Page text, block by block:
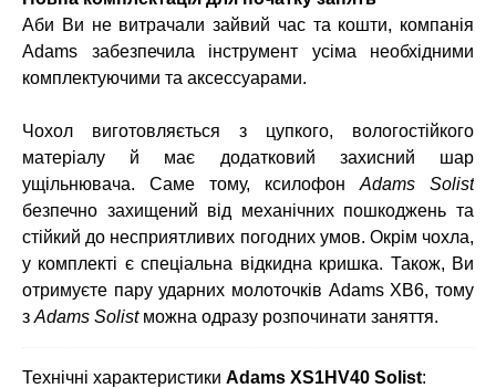
Аби Ви не витрачали зайвий час та кошти, компанія
Adams забезпечила інструмент усіма необхідними
комплектуючими та аксессуарами.
Чохол виготовляється з цупкого, вологостійкого
матеріалу й має додатковий захисний шар
ущільнювача. Саме тому, ксилофон Adams Solist
безпечно захищений від механічних пошкоджень та
стійкий до несприятливих погодних умов. Окрім чохла,
у комплекті є спеціальна відкидна кришка. Також, Ви
отримуєте пару ударних молоточків Adams XB6, тому
з Adams Solistможна одразу розпочинати заняття.
Технічні характеристики Adams XS1HV40 Solist: